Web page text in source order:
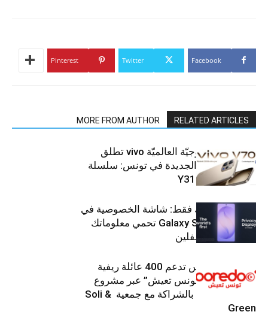
Facebook
Twitter
Pinterest
RELATED ARTICLES
MORE FROM AUTHOR
العلامة التّكنولوجيّة العالميّة vivo تطلق
هواتفها الذكيّة الجديدة في تونس: سلسلة
V70 وسلسلة Y31
شاشتك، لعينيك فقط: شاشة الخصوصية في
جهاز Galaxy S26 Ultra تحمي معلوماتك
من أعين المتطفلين
Ooredoo تونس تدعم 400 عائلة ريفية
ضمن برنامج “تونس تعيش” عبر مشروع
تنموي مستدام بالشراكة مع جمعية Soli &
Green